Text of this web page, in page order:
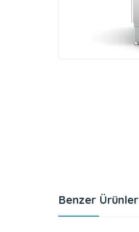
Benzer Ürünler